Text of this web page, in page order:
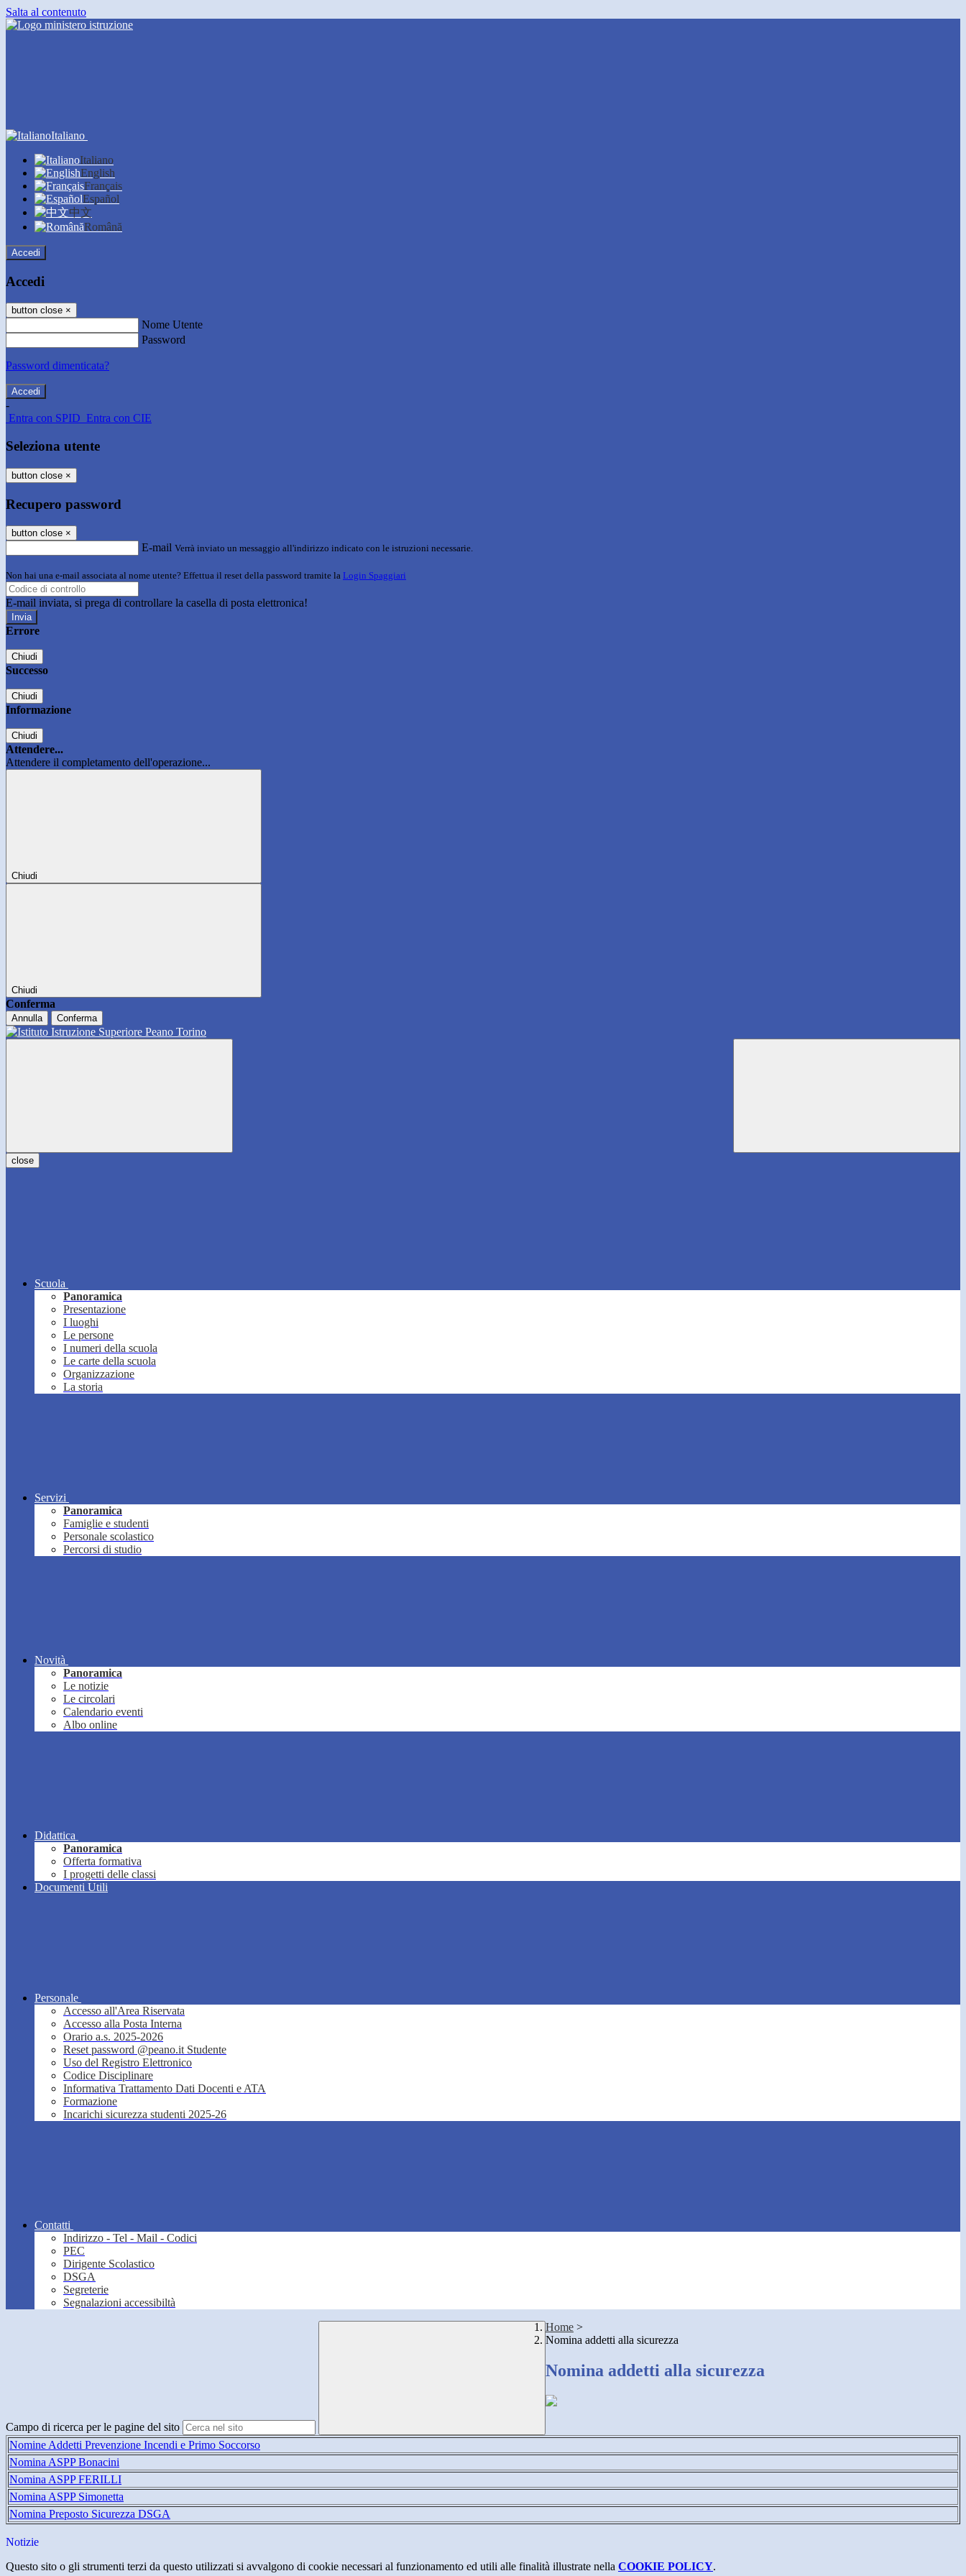
Salta al contenuto
Italiano
Italiano
English
Français
Español
中文
Română
Accedi
Accedi
button close ×
Nome Utente
Password
Password dimenticata?
-
Entra con SPID Entra con CIE
Seleziona utente
button close ×
Recupero password
button close ×
E-mail Verrà inviato un messaggio all'indirizzo indicato con le istruzioni necessarie.
Non hai una e-mail associata al nome utente? Effettua il reset della password tramite la Login Spaggiari
E-mail inviata, si prega di controllare la casella di posta elettronica!
Errore
Chiudi
Successo
Chiudi
Informazione
Chiudi
Attendere...
Attendere il completamento dell'operazione...
Chiudi
Chiudi
Conferma
Annulla Conferma
close
Scuola
Panoramica
Presentazione
I luoghi
Le persone
I numeri della scuola
Le carte della scuola
Organizzazione
La storia
Servizi
Panoramica
Famiglie e studenti
Personale scolastico
Percorsi di studio
Novità
Panoramica
Le notizie
Le circolari
Calendario eventi
Albo online
Didattica
Panoramica
Offerta formativa
I progetti delle classi
Documenti Utili
Personale
Accesso all'Area Riservata
Accesso alla Posta Interna
Orario a.s. 2025-2026
Reset password @peano.it Studente
Uso del Registro Elettronico
Codice Disciplinare
Informativa Trattamento Dati Docenti e ATA
Formazione
Incarichi sicurezza studenti 2025-26
Contatti
Indirizzo - Tel - Mail - Codici
PEC
Dirigente Scolastico
DSGA
Segreterie
Segnalazioni accessibiltà
Campo di ricerca per le pagine del sito
Home >
Nomina addetti alla sicurezza
Nomina addetti alla sicurezza
Nomine Addetti Prevenzione Incendi e Primo Soccorso
Nomina ASPP Bonacini
Nomina ASPP FERILLI
Nomina ASPP Simonetta
Nomina Preposto Sicurezza DSGA
Notizie
Questo sito o gli strumenti terzi da questo utilizzati si avvalgono di cookie necessari al funzionamento ed utili alle finalità illustrate nella COOKIE POLICY.